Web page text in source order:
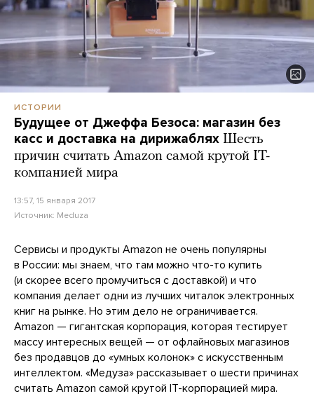
ИСТОРИИ
Будущее от Джеффа Безоса: магазин без
касс и доставка на дирижаблях Шесть
причин считать Amazon самой крутой IT-
компанией мира
13:57, 15 января 2017
Источник: Meduza
Сервисы и продукты Amazon не очень популярны
в России: мы знаем, что там можно что-то купить
(и скорее всего промучиться с доставкой) и что
компания делает одни из лучших читалок электронных
книг на рынке. Но этим дело не ограничивается.
Amazon — гигантская корпорация, которая тестирует
массу интересных вещей — от офлайновых магазинов
без продавцов до «умных колонок» с искусственным
интеллектом. «Медуза» рассказывает о шести причинах
считать Amazon самой крутой IT-корпорацией мира.